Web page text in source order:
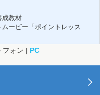
成教材
ービー「ポイントレッス
フォン | PC